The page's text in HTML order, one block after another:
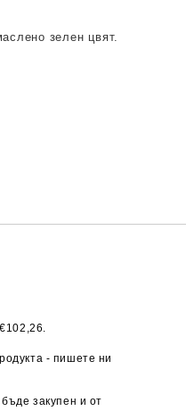
зелен цвят.
- пишете ни
закупен и от